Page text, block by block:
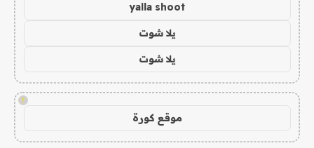
yalla shoot
يلا شوت
يلا شوت
!
موقع كورة